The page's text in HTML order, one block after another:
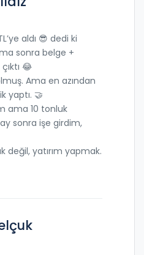
aldı 😎 dedi ki
sonra belge +
😂
Ama en azından
yaptı. 🤝
ama 10 tonluk
sonra işe girdim,
değil, yatırım yapmak.